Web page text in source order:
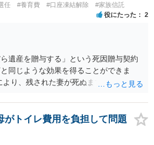
任 #養育費 #口座凍結解除 #家族信託
役にたった 2
遺産を贈与する」という死因贈与契約
同じような効果を得ることができま
り、残された妻が死ぬまで家に住み続
考えられます。 もし契約書の作成まで
お近くの弁護士、できれば相続に強い
しょう。
がトイレ費用を負担して問題